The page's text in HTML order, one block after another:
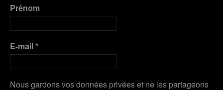
Plus de Audios
Prénom
E-mail*
Nous gardons vos données privées et ne les partageons